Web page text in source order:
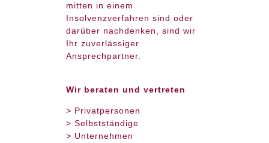
mitten in einem
Insolvenzverfahren sind oder
darüber nachdenken, sind wir
Ihr zuverlässiger
Ansprechpartner.
Wir beraten und vertreten
> Privatpersonen
> Selbstständige
> Unternehmen